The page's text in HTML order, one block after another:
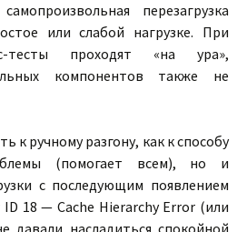
перезагрузка
или слабой нагрузке. При
тесты проходят «на ура»,
компонентов также не
к ручному разгону, как к способу
(помогает всем), но и
с последующим появлением
18 — Cache Hierarchy Error (или
давали насладиться спокойной